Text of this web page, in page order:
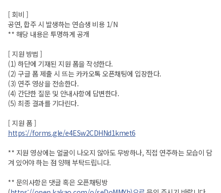
[ 회비 ]
공연, 합주 시 발생하는 연습생 비용 1/N
** 해당 내용은 투명하게 공개
[ 지원 방법 ]
(1) 하단에 기재된 지원 폼을 작성한다.
(2) 구글 폼 제출 시 뜨는 카카오톡 오픈채팅에 입장한다.
(3) 연주 영상을 전송한다.
(4) 간단한 질문 및 안내사항에 답변한다.
(5) 최종 결과를 기다린다.
[ 지원 폼 ]
https://forms.gle/e4ESw2CDHNd1kmet6
** 지원 영상에는 얼굴이 나오지 않아도 무방하나, 직접 연주하는 모습이 담
겨 있어야 하는 점 양해 부탁드립니다.
** 문의사항은 댓글 혹은 오픈채팅방